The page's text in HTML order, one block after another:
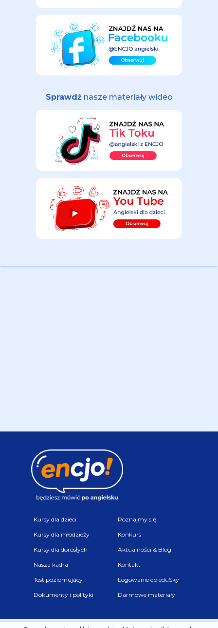
Sprawdź nasze materiały wideo
Nasza kadra
Kursy dla dzieci
Kursy dla młodzieży
Kursy dla dorosłych
Poznajmy się!
Konkurs
Darmowe materiały
Kontakt
Aktualności & Blog
Test poziomujący
Dokumenty i polityki
Logowanie do eduSky